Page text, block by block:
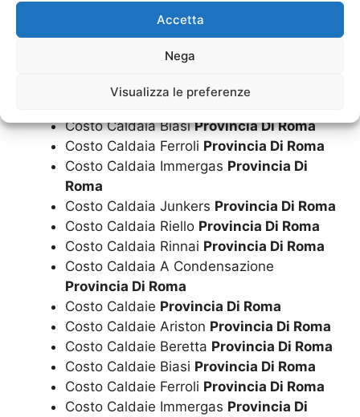
Accetta
Nega
Visualizza le preferenze
I nostri servizi
Provincia Di Roma
Costo Caldaia AristonProvincia Di Roma
Costo Caldaia BiasiProvincia Di Roma
Costo Caldaia Ferroli Provincia Di Roma
Costo Caldaia Immergas Provincia Di
Roma
Costo Caldaia Junkers Provincia Di Roma
Costo Caldaia Riello Provincia Di Roma
Costo Caldaia Rinnai Provincia Di Roma
Costo Caldaia A Condensazione
Provincia Di Roma
Costo Caldaie Provincia Di Roma
Costo Caldaie Ariston Provincia Di Roma
Costo Caldaie Beretta Provincia Di Roma
Costo Caldaie Biasi Provincia Di Roma
Costo Caldaie Ferroli Provincia Di Roma
Costo Caldaie Immergas Provincia Di